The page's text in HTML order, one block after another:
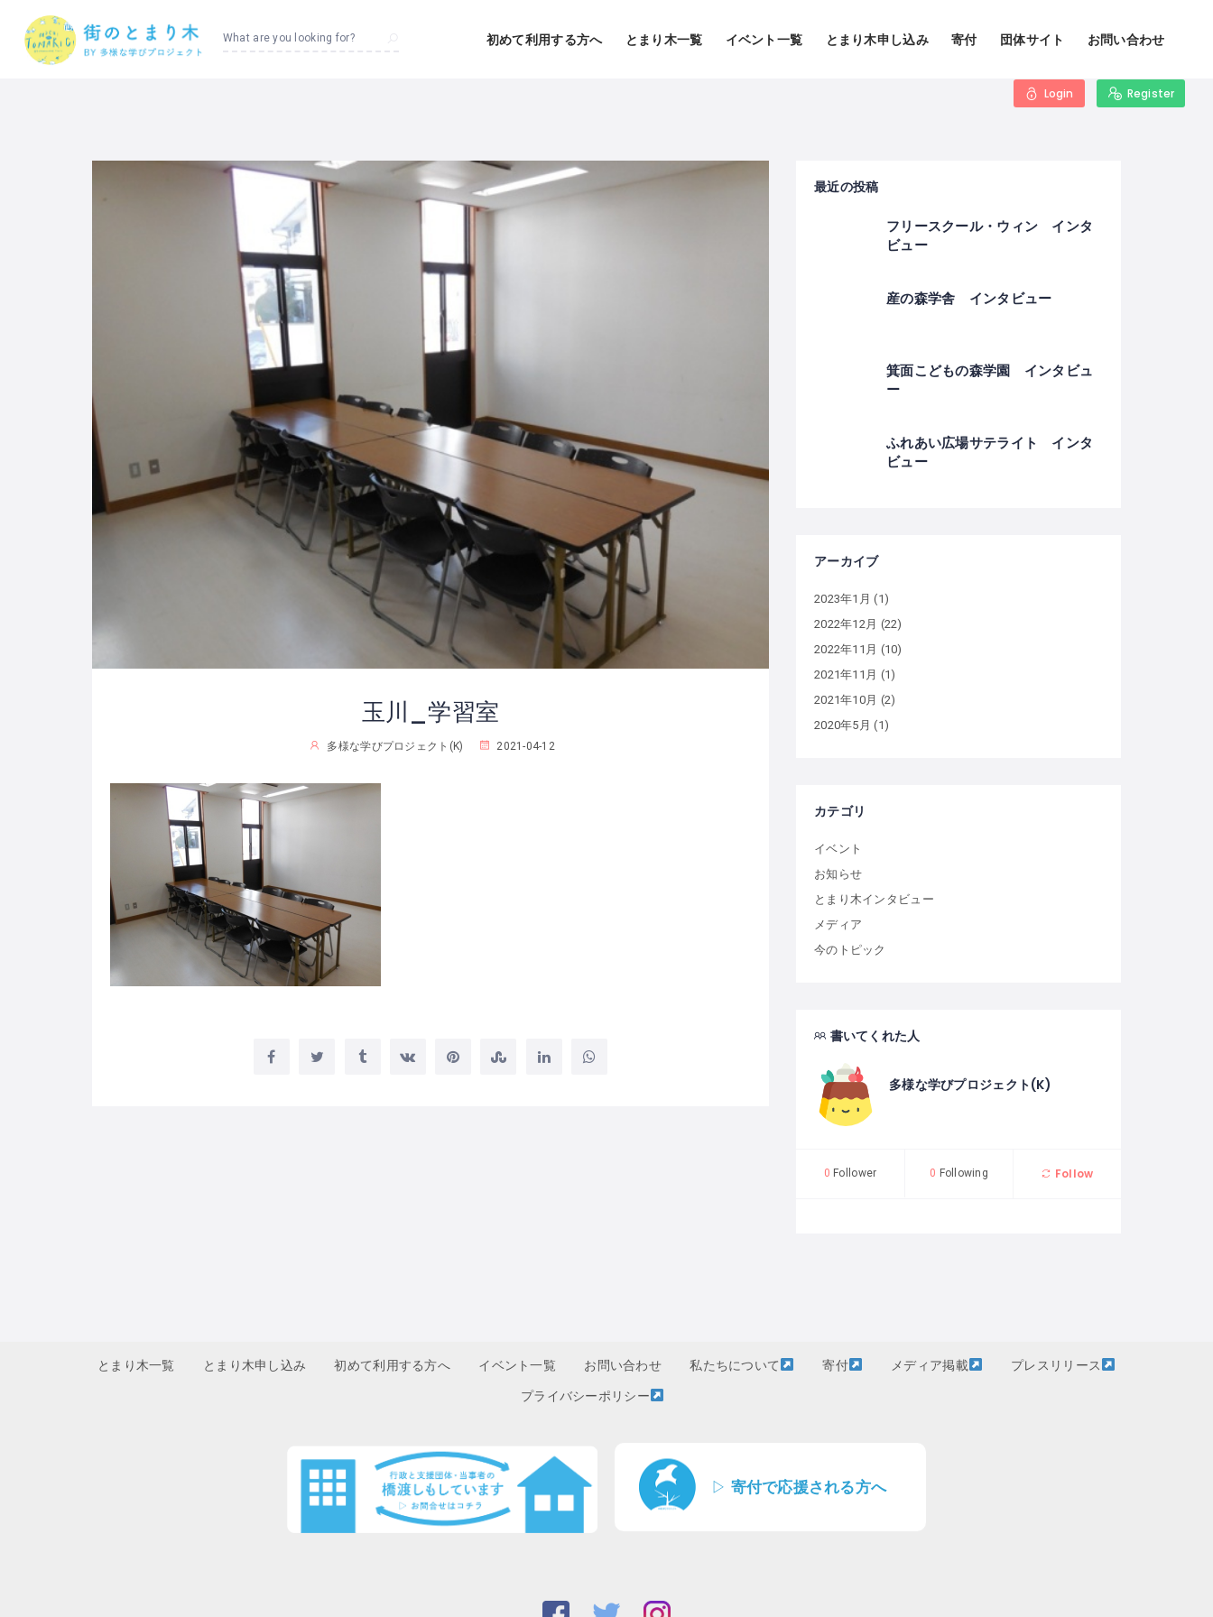
What are you looking for? 初めて利用する方へ とまり木一覧 イベント一覧 とまり木申し込み 寄付 団体サイト お問い合わせ
Login Register
玉川_学習室
多様な学びプロジェクト(K) 2021-04-12
最近の投稿
フリースクール・ウィン インタ
ビュー
産の森学舎 インタビュー
箕面こどもの森学園 インタビュ
ー
ふれあい広場サテライト インタ
ビュー
アーカイブ
2023年1月 (1)
2022年12月 (22)
2022年11月 (10)
2021年11月 (1)
2021年10月 (2)
2020年5月 (1)
カテゴリ
イベント
お知らせ
とまり木インタビュー
メディア
今のトピック
書いてくれた人
多様な学びプロジェクト(K)
0 Follower 0 Following Follow
とまり木一覧 とまり木申し込み 初めて利用する方へ イベント一覧 お問い合わせ 私たちについて 寄付 メディア掲載 プレスリリース
プライバシーポリシー
▷ 寄付で応援される方へ